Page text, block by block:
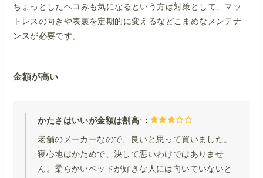
ちょっとしたヘコみも気になるという方は対策として、マッ
トレスの向きや表裏を定期的に変えるなどこまめなメンテナ
ンスが必要です。
金額が高い
かたさはいいが金額は割高: ：
老舗のメーカーなので、良いと思って買いました。
寝心地はかためで、決して悪いわけではありませ
ん。柔らかいベッドが好きな人には向いていないと